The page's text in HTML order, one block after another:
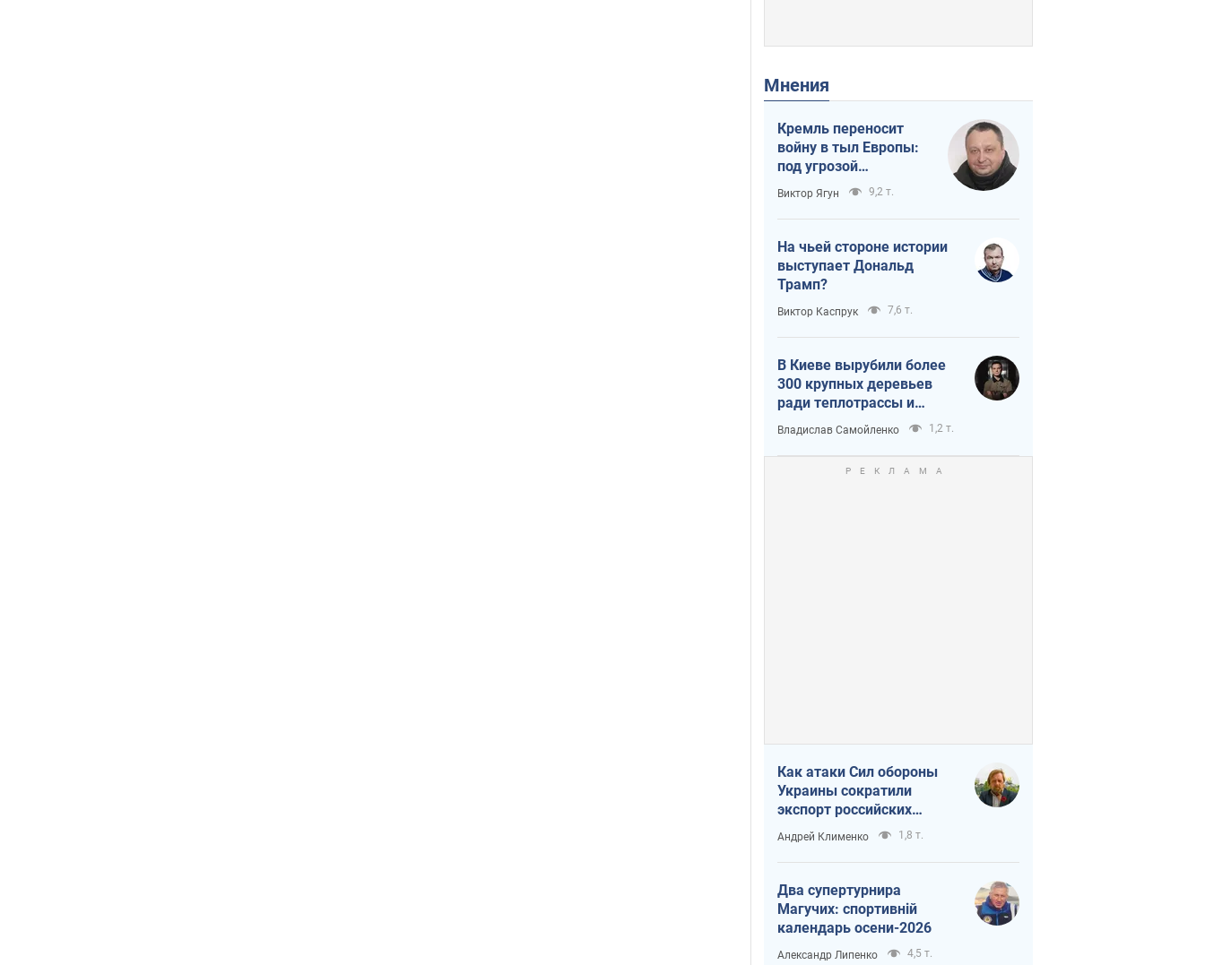
Мнения
Кремль переносит
войну в тыл Европы:
под угрозой
критическая
логистика
Виктор Ягун 9,2 т.
На чьей стороне истории
выступает Дональд
Трамп?
Виктор Каспрук 7,6 т.
В Киеве вырубили более
300 крупных деревьев
ради теплотрассы и
вопреки Генплану
Владислав Самойленко 1,2 т.
Как атаки Сил обороны
Украины сократили
экспорт российских
нефтепродуктов
Андрей Клименко 1,8 т.
Два супертурнира
Магучих: спортивній
календарь осени-2026
Александр Липенко 4,5 т.